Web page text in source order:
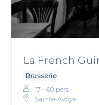
La French
Brasserie
17 - 60 pers.
Sainte-Avoye